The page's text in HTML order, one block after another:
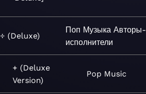
÷ (Deluxe)
Поп Музыка Авторы-
исполнители
+ (Deluxe
Version)
Pop Music